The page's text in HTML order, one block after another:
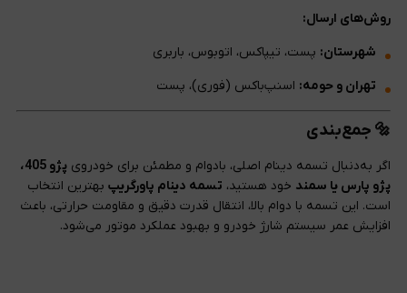
روش‌های ارسال:
شهرستان: پست، تیپاکس، اتوبوس، باربری
تهران و حومه: اسنپ‌باکس (فوری)، پست
🔩 جمع‌بندی
اگر به‌دنبال تسمه دینام اصلی، بادوام و مطمئن برای خودروی
پژو 405،
پژو پارس یا سمند خود هستید، تسمه دینام پاورگریپبهترین انتخاب
است. این تسمه با دوام بالا، انتقال قدرت دقیق و مقاومت حرارتی، باعث
افزایش عمر سیستم شارژ خودرو و بهبود عملکرد موتور می‌شود.